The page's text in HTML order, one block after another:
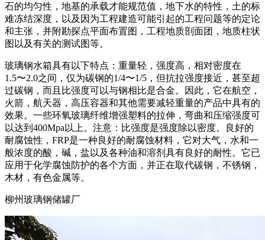
石的均匀性，地基的承载才能规范值，地下水的特性，土的标
难冻结深度，以及因为工程建造可能引起的工程问题等的定论
和主张，并附勘探点平面布置图，工程地质剖面团，地质柱状
图以及有关的测试图等。
玻璃钢水箱具有以下特点：重量轻，强度高，相对密度在
1.5〜2.0之间，仅为碳钢的1/4〜1/5，但抗拉强度接近，甚至超
过碳钢，而且比强度可以与钢相比是合金。因此，它在航空，
火箭，航天器，高压容器和其他需要减轻重量的产品中具有的
效果。一些环氧玻璃纤维增强塑料的拉伸，弯曲和压缩强度可
以达到400Mpa以上。注意：比强度是强度除以密度。良好的
耐腐蚀性，FRP是一种良好的耐腐蚀材料，它对大气，水和一
般浓度的酸，碱，盐以及各种油和溶剂具有良好的耐性。它已
应用于化学腐蚀防护的各个方面，并正在取代碳钢，不锈钢，
木材，有色金属等。
柳州玻璃钢储罐厂